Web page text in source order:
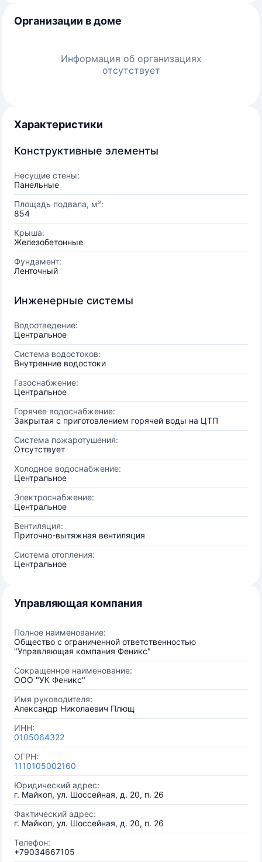
Организации в доме
Информация об организациях
отсутствует
Характеристики
Конструктивные элементы
Несущие стены:
Панельные
Площадь подвала, м²:
854
Крыша:
Железобетонные
Фундамент:
Ленточный
Инженерные системы
Водоотведение:
Центральное
Система водостоков:
Внутренние водостоки
Газоснабжение:
Центральное
Горячее водоснабжение:
Закрытая с приготовлением горячей воды на ЦТП
Система пожаротушения:
Отсутствует
Холодное водоснабжение:
Центральное
Электроснабжение:
Центральное
Вентиляция:
Приточно-вытяжная вентиляция
Система отопления:
Центральное
Управляющая компания
Полное наименование:
Общество с ограниченной ответственностью
"Управляющая компания Феникс"
Сокращенное наименование:
ООО "УК Феникс"
Имя руководителя:
Александр Николаевич Плющ
ИНН:
0105064322
ОГРН:
1110105002160
Юридический адрес:
г. Майкоп, ул. Шоссейная, д. 20, п. 26
Фактический адрес:
г. Майкоп, ул. Шоссейная, д. 20, п. 26
Телефон:
+79034667105